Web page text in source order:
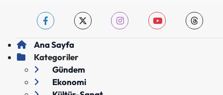
Ana Sayfa
Kategoriler
Gündem
Ekonomi